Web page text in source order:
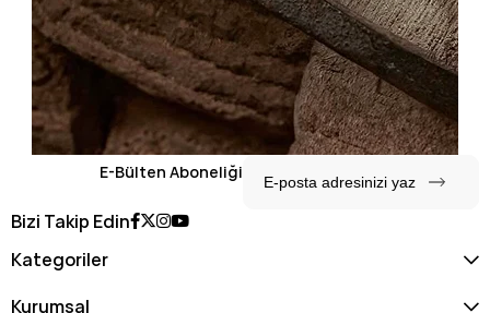
E-Bülten Aboneliği
Bizi Takip Edin
Kategoriler
Kurumsal